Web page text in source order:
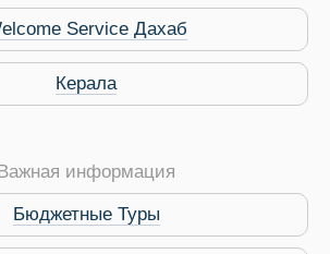
Service Дахаб
Керала
информация
Бюджетные Туры